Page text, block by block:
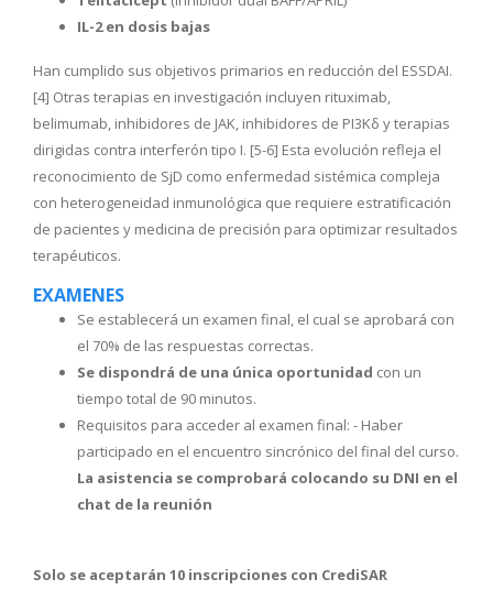
IL-2 en dosis bajas
Han cumplido sus objetivos primarios en reducción del ESSDAI.
[4] Otras terapias en investigación incluyen rituximab,
belimumab, inhibidores de JAK, inhibidores de PI3Kδ y terapias
dirigidas contra interferón tipo I. [5-6] Esta evolución refleja el
reconocimiento de SjD como enfermedad sistémica compleja
con heterogeneidad inmunológica que requiere estratificación
de pacientes y medicina de precisión para optimizar resultados
terapéuticos.
EXAMENES
Se establecerá un examen final, el cual se aprobará con
el 70% de las respuestas correctas.
Se dispondrá de una única oportunidad con un
tiempo total de 90 minutos.
Requisitos para acceder al examen final: - Haber
participado en el encuentro sincrónico del final del curso.
La asistencia se comprobará colocando su DNI en el
chat de la reunión
Solo se aceptarán 10 inscripciones con CrediSAR